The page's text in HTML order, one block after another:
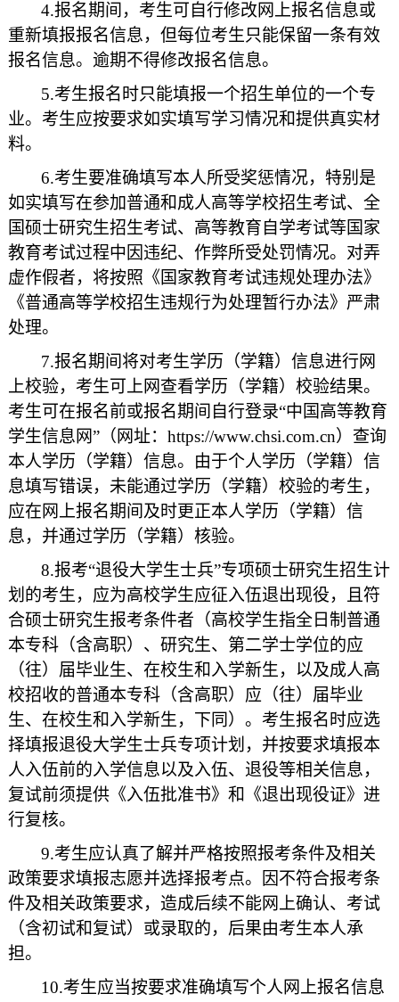
4.报名期间，考生可自行修改网上报名信息或
重新填报报名信息，但每位考生只能保留一条有效
报名信息。逾期不得修改报名信息。
5.考生报名时只能填报一个招生单位的一个专
业。考生应按要求如实填写学习情况和提供真实材
料。
6.考生要准确填写本人所受奖惩情况，特别是
如实填写在参加普通和成人高等学校招生考试、全
国硕士研究生招生考试、高等教育自学考试等国家
教育考试过程中因违纪、作弊所受处罚情况。对弄
虚作假者，将按照《国家教育考试违规处理办法》
《普通高等学校招生违规行为处理暂行办法》严肃
处理。
7.报名期间将对考生学历（学籍）信息进行网
上校验，考生可上网查看学历（学籍）校验结果。
考生可在报名前或报名期间自行登录“中国高等教育
学生信息网”（网址：https://www.chsi.com.cn）查询
本人学历（学籍）信息。由于个人学历（学籍）信
息填写错误，未能通过学历（学籍）校验的考生，
应在网上报名期间及时更正本人学历（学籍）信
息，并通过学历（学籍）核验。
8.报考“退役大学生士兵”专项硕士研究生招生计
划的考生，应为高校学生应征入伍退出现役，且符
合硕士研究生报考条件者（高校学生指全日制普通
本专科（含高职）、研究生、第二学士学位的应
（往）届毕业生、在校生和入学新生，以及成人高
校招收的普通本专科（含高职）应（往）届毕业
生、在校生和入学新生，下同）。考生报名时应选
择填报退役大学生士兵专项计划，并按要求填报本
人入伍前的入学信息以及入伍、退役等相关信息，
复试前须提供《入伍批准书》和《退出现役证》进
行复核。
9.考生应认真了解并严格按照报考条件及相关
政策要求填报志愿并选择报考点。因不符合报考条
件及相关政策要求，造成后续不能网上确认、考试
（含初试和复试）或录取的，后果由考生本人承
担。
10.考生应当按要求准确填写个人网上报名信息